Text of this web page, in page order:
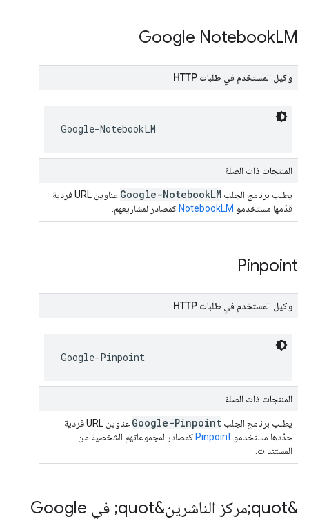
Google NotebookLM
وكيل المستخدم في طلبات HTTP
Google-NotebookLM
المنتجات ذات الصلة
يطلب برنامج الجلب Google-NotebookLM
عناوين URL فردية
قدّمها مستخدمو NotebookLM كمصادر لمشاريعهم.
Pinpoint
وكيل المستخدم في طلبات HTTP
Google-Pinpoint
المنتجات ذات الصلة
يطلب برنامج الجلب Google-Pinpoint
عناوين URL فردية
حدّدها مستخدمو Pinpoint كمصادر لمجموعاتهم الشخصية من
المستندات.
&quot;مركز الناشرين&quot; في Google